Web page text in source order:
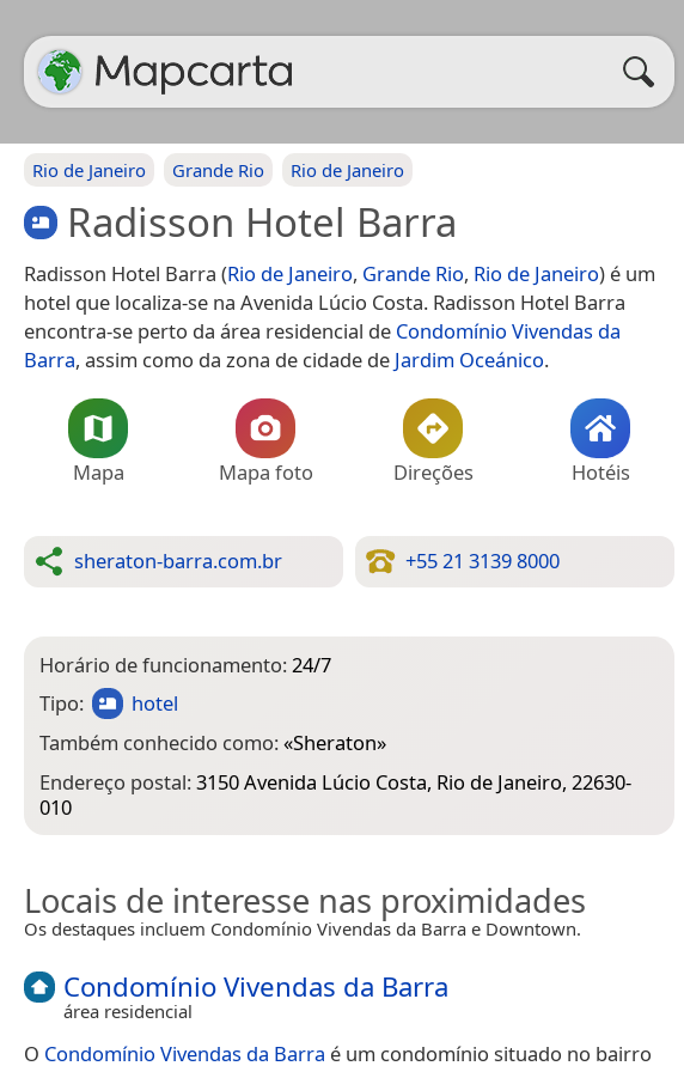
Rio de Janeiro Grande Rio Rio de Janeiro
Radisson Hotel Barra
Radisson Hotel Barra (Rio de Janeiro, Grande Rio, Rio de Janeiro) é um
hotel que localiza-se na Avenida Lúcio Costa. Radisson Hotel Barra
encontra-se perto da área residencial de Condomínio Vivendas da
Barra, assim como da zona de cidade de Jardim Oceánico.
Mapa Mapa foto Direções Hotéis
sheraton-barra.com.br +55 21 3139 8000
Horário de funcionamento:24/7
Tipo:
hotel
Também conhecido como:«Sheraton»
Endereço postal:3150 Avenida Lúcio Costa, Rio de Janeiro, 22630-
010
Locais de interesse nas proximidades
Os destaques incluem Condomínio Vivendas da Barra e Downtown.
Condomínio Vivendas da Barra
área residencial
O Condomínio Vivendas da Barra é um condomínio situado no bairro